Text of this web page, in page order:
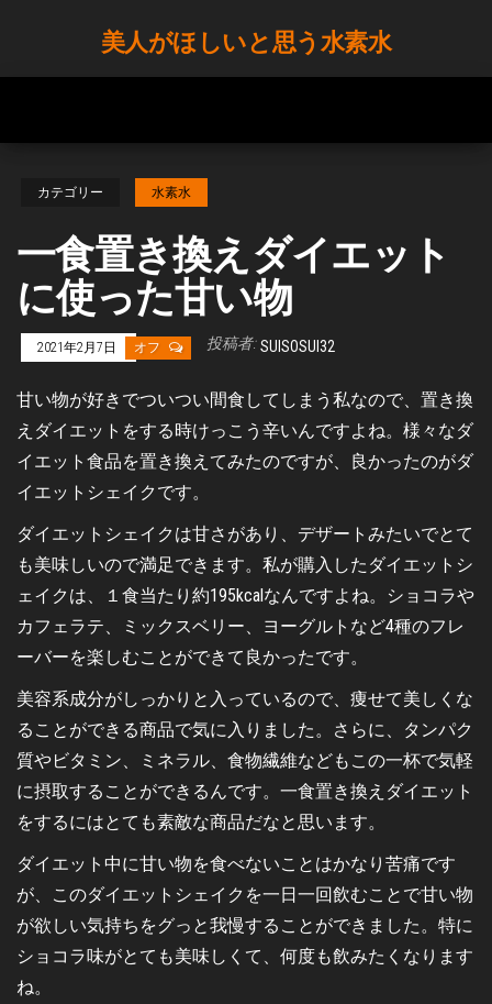
the
美人がほしいと思う水素水
カテゴリー 水素水
一食置き換えダイエット
に使った甘い物
2021年2月7日 オフ 投稿者: SUISOSUI32
甘い物が好きでついつい間食してしまう私なので、置き換
えダイエットをする時けっこう辛いんですよね。様々なダ
イエット食品を置き換えてみたのですが、良かったのがダ
イエットシェイクです。
ダイエットシェイクは甘さがあり、デザートみたいでとて
も美味しいので満足できます。私が購入したダイエットシ
ェイクは、１食当たり約195kcalなんですよね。ショコラや
カフェラテ、ミックスベリー、ヨーグルトなど4種のフレ
ーバーを楽しむことができて良かったです。
美容系成分がしっかりと入っているので、痩せて美しくな
ることができる商品で気に入りました。さらに、タンパク
質やビタミン、ミネラル、食物繊維などもこの一杯で気軽
に摂取することができるんです。一食置き換えダイエット
をするにはとても素敵な商品だなと思います。
ダイエット中に甘い物を食べないことはかなり苦痛です
が、このダイエットシェイクを一日一回飲むことで甘い物
が欲しい気持ちをグっと我慢することができました。特に
ショコラ味がとても美味しくて、何度も飲みたくなります
ね。